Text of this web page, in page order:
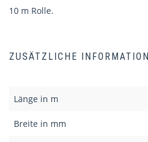
10 m Rolle.
ZUSÄTZLICHE INFORMATION
Länge in m
Breite in mm